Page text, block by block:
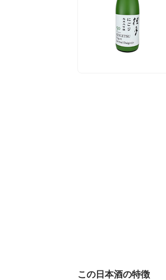
この日本酒の特徴